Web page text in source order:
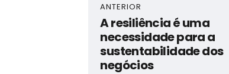
ANTERIOR
A resiliência é uma
necessidade para a
sustentabilidade dos
negócios